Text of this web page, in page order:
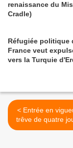
renaissance du
Cradle)
Réfugiée politique
France veut
vers la Turquie
< Entrée en vigueur d'une
trêve de quatre
Israël et le